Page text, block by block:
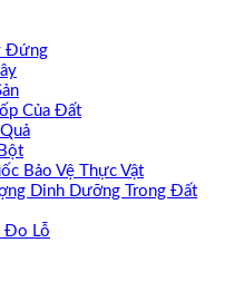
Đứng
Của Đất
Bảo Vệ Thực Vật
Dinh Dưỡng Trong Đất
Đo Lỗ